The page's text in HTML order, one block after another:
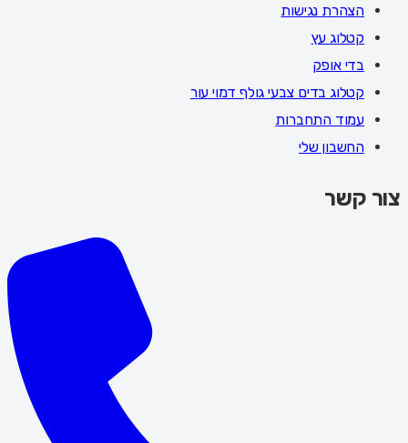
הצהרת נגישות
קטלוג עץ
בדי אופק
קטלוג בדים צבעי גולף דמוי עור
עמוד התחברות
החשבון שלי
צור קשר